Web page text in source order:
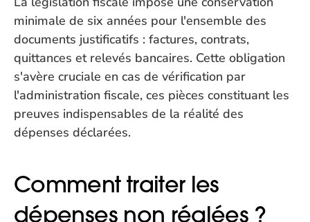
minimale de six années pour l'ensemble des
documents justificatifs : factures, contrats,
quittances et relevés bancaires. Cette obligation
s'avère cruciale en cas de vérification par
l'administration fiscale, ces pièces constituant les
preuves indispensables de la réalité des
dépenses déclarées.
Comment traiter les
dépenses non réglées ?